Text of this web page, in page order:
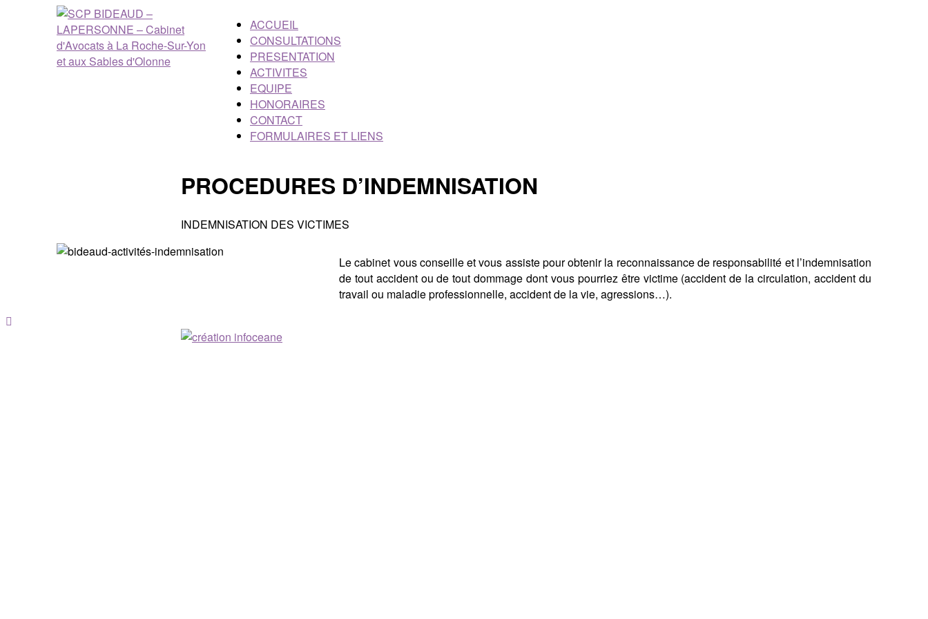
ACCUEIL
CONSULTATIONS
PRESENTATION
ACTIVITES
EQUIPE
HONORAIRES
CONTACT
FORMULAIRES ET LIENS
PROCEDURES D’INDEMNISATION
INDEMNISATION DES VICTIMES
Le cabinet vous conseille et vous assiste pour obtenir la reconnaissance de responsabilité et l’indemnisation
de tout accident ou de tout dommage dont vous pourriez être victime (accident de la circulation, accident du
travail ou maladie professionnelle, accident de la vie, agressions…).